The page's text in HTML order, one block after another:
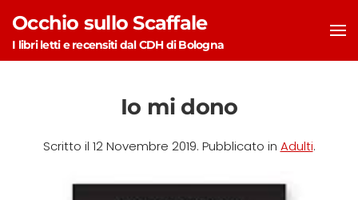
Skip to main content
Occhio sullo Scaffale
I libri letti e recensiti dal CDH di Bologna
Io mi dono
Scritto il 12 Novembre 2019. Pubblicato in Adulti.